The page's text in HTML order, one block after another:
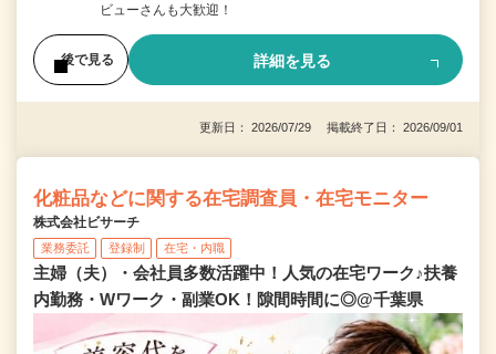
ビューさんも大歓迎！
後で見る 詳細を見る
更新日： 2026/07/29 掲載終了日： 2026/09/01
化粧品などに関する在宅調査員・在宅モニター
株式会社ビサーチ
業務委託 登録制 在宅・内職
主婦（夫）・会社員多数活躍中！人気の在宅ワーク♪扶養
内勤務・Wワーク・副業OK！隙間時間に◎@千葉県